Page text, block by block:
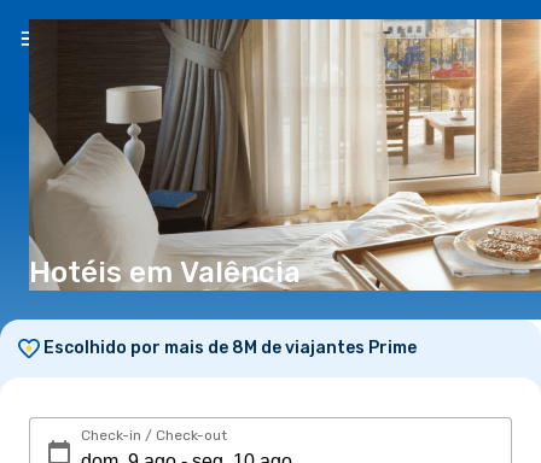
PT(€)
Hotéis em Valência
Escolhido por mais de 8M de viajantes Prime
Check-in / Check-out